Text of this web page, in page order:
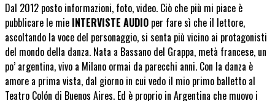
Dal 2012 posto informazioni, foto, video. Ciò che più mi piace è
pubblicare le mie INTERVISTE AUDIO per fare sì che il lettore,
ascoltando la voce del personaggio, si senta più vicino ai protagonisti
del mondo della danza. Nata a Bassano del Grappa, metà francese, un
po’ argentina, vivo a Milano ormai da parecchi anni. Con la danza è
amore a prima vista, dal giorno in cui vedo il mio primo balletto al
Teatro Colón di Buenos Aires. Ed è proprio in Argentina che muovo i